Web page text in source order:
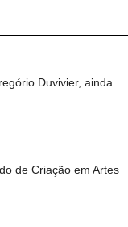
Duvivier, ainda
de Criação em Artes